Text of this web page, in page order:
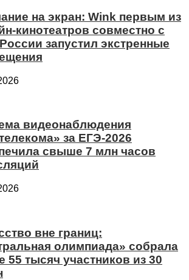
на экран: Wink первым из
кинотеатров совместно с
запустил экстренные
видеонаблюдения
за ЕГЭ-2026
свыше 7 млн часов
вне границ:
олимпиада» собрала
55 тысяч участников из 30